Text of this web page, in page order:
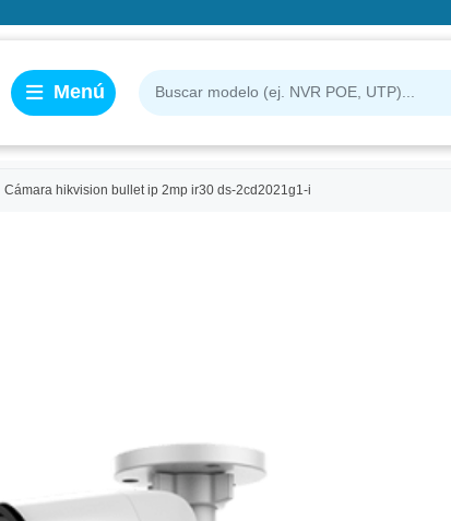
Cámara hikvision bullet ip 2mp ir30 ds-2cd2021g1-i